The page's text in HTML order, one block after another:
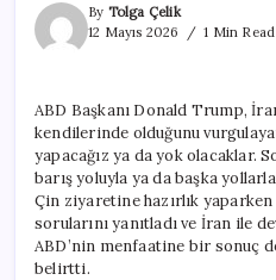
By Tolga Çelik
12 Mayıs 2026
1 Min Read
ABD Başkanı Donald Trump,
kendilerinde olduğunu
yapacağız ya da yok olacaklar.
barış yoluyla ya da başka
Çin ziyaretine hazırlık yaparken
sorularını yanıtladı ve İran ile
ABD’nin menfaatine bir sonuç
belirtti.